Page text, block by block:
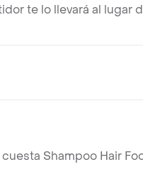
te lo llevará al lugar
Shampoo Hair